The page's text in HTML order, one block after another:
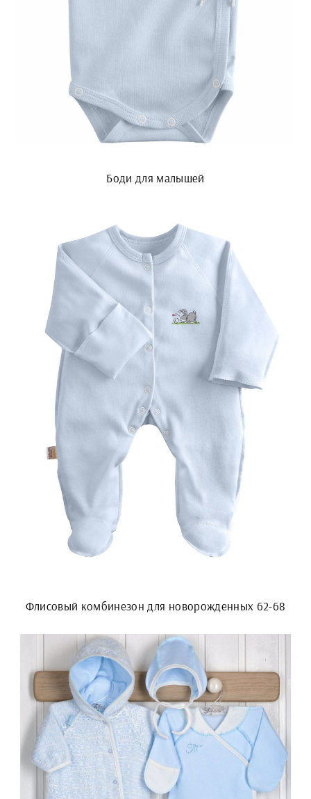
Боди для малышей
Флисовый комбинезон для новорожденных 62-68